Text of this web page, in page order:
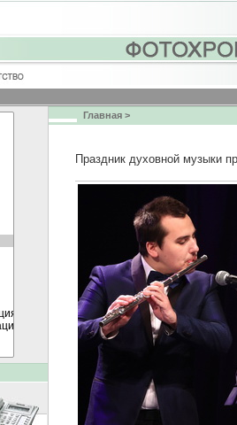
Главная >
Праздник духовной музыки